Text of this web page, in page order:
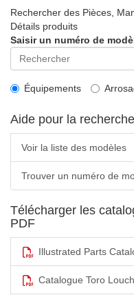
Rechercher des Pièces,
Détails produits
Saisir un numéro de
Équipements
Aide pour la
Voir la liste des modèles
Trouver un numéro de
Télécharger les
PDF
Illustrated Parts
Catalogue Toro